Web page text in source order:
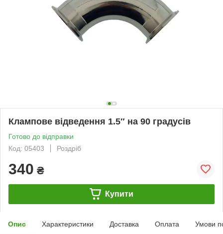
Клампове відведення 1.5″ на 90 градусів
Готово до відправки
Код: 05403
Роздріб
340 ₴
Купити
Опис Характеристики Доставка Оплата Умови